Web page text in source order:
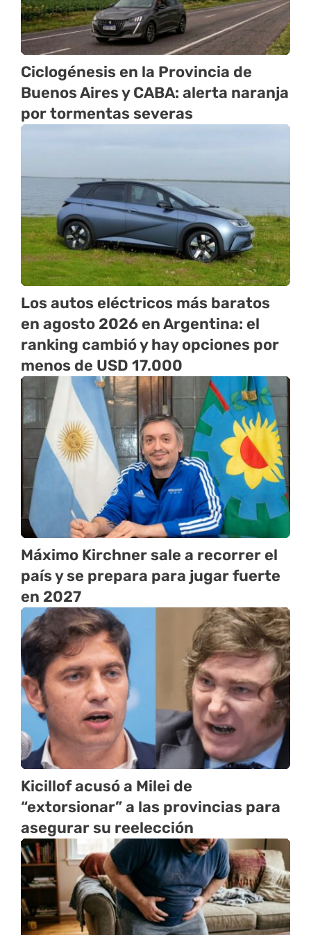
Ciclogénesis en la Provincia de
Buenos Aires y CABA: alerta naranja
por tormentas severas
Los autos eléctricos más baratos
en agosto 2026 en Argentina: el
ranking cambió y hay opciones por
menos de USD 17.000
Máximo Kirchner sale a recorrer el
país y se prepara para jugar fuerte
en 2027
Kicillof acusó a Milei de
“extorsionar” a las provincias para
asegurar su reelección